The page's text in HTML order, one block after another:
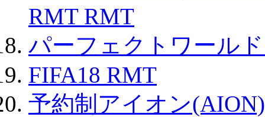
RMT RMT
パーフェクトワール
FIFA18 RMT
予約制アイオン